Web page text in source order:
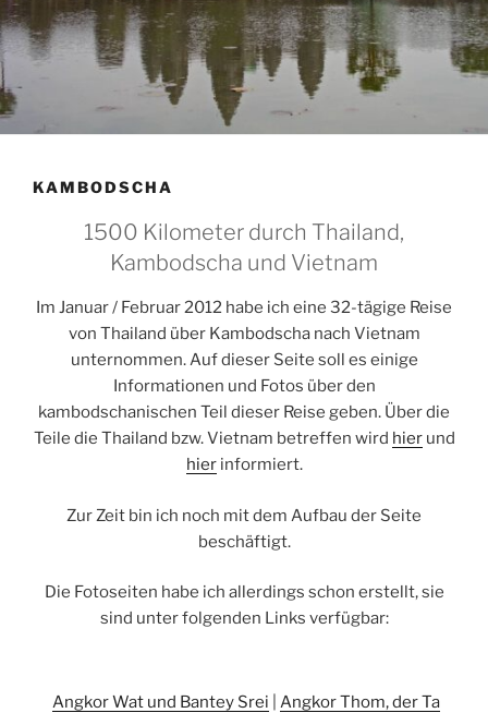
KAMBODSCHA
1500 Kilometer durch Thailand,
Kambodscha und Vietnam
Im Januar / Februar 2012 habe ich eine 32-tägige Reise
von Thailand über Kambodscha nach Vietnam
unternommen. Auf dieser Seite soll es einige
Informationen und Fotos über den
kambodschanischen Teil dieser Reise geben. Über die
Teile die Thailand bzw. Vietnam betreffen wird hierund
hierinformiert.
Zur Zeit bin ich noch mit dem Aufbau der Seite
beschäftigt.
Die Fotoseiten habe ich allerdings schon erstellt, sie
sind unter folgenden Links verfügbar:
Angkor Wat und Bantey Srei
Angkor Thom, der Ta